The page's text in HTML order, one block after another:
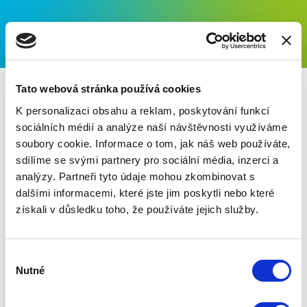
Tato webová stránka používá cookies
K personalizaci obsahu a reklam, poskytování funkcí
sociálních médií a analýze naší návštěvnosti využíváme
soubory cookie. Informace o tom, jak náš web používáte,
sdílíme se svými partnery pro sociální média, inzerci a
analýzy. Partneři tyto údaje mohou zkombinovat s
dalšími informacemi, které jste jim poskytli nebo které
získali v důsledku toho, že používáte jejich služby.
souhlasu
Nutné
Archiv vydaní